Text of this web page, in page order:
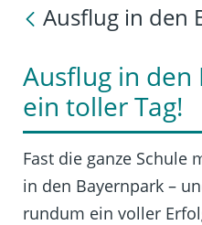
Ausflug in den
Ausflug in den
ein toller Tag!
Fast die ganze Schule
in den Bayernpark –
rundum ein voller